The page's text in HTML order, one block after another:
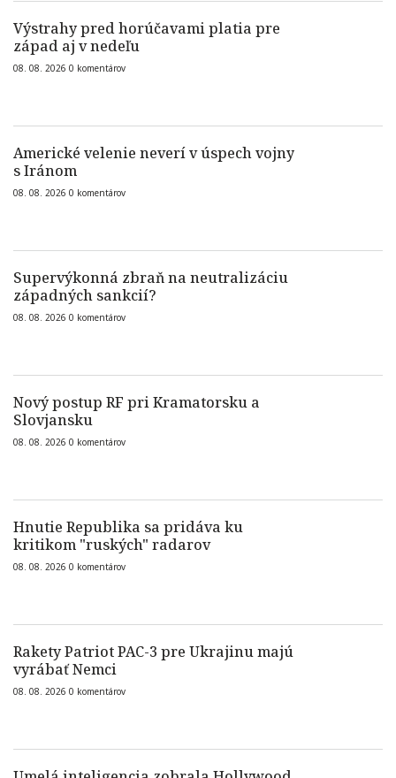
Výstrahy pred horúčavami platia pre
západ aj v nedeľu
08. 08. 2026 0 komentárov
Americké velenie neverí v úspech vojny
s Iránom
08. 08. 2026 0 komentárov
Supervýkonná zbraň na neutralizáciu
západných sankcií?
08. 08. 2026 0 komentárov
Nový postup RF pri Kramatorsku a
Slovjansku
08. 08. 2026 0 komentárov
Hnutie Republika sa pridáva ku
kritikom "ruských" radarov
08. 08. 2026 0 komentárov
Rakety Patriot PAC-3 pre Ukrajinu majú
vyrábať Nemci
08. 08. 2026 0 komentárov